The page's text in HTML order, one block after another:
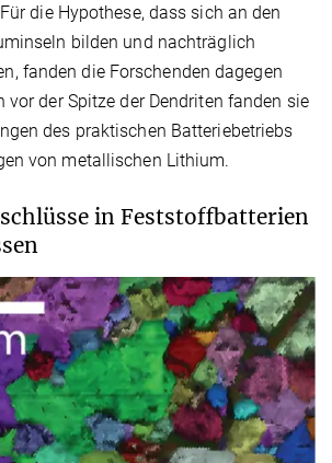
die Hypothese, dass sich an den
bilden und nachträglich
fanden die Forschenden dagegen
vor der Spitze der Dendriten fanden sie
des praktischen Batteriebetriebs
von metallischen Lithium.
in Feststoffbatterien